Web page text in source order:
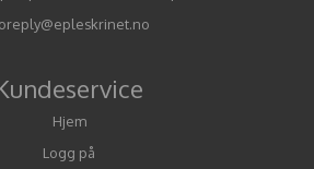
Hjem
Logg på